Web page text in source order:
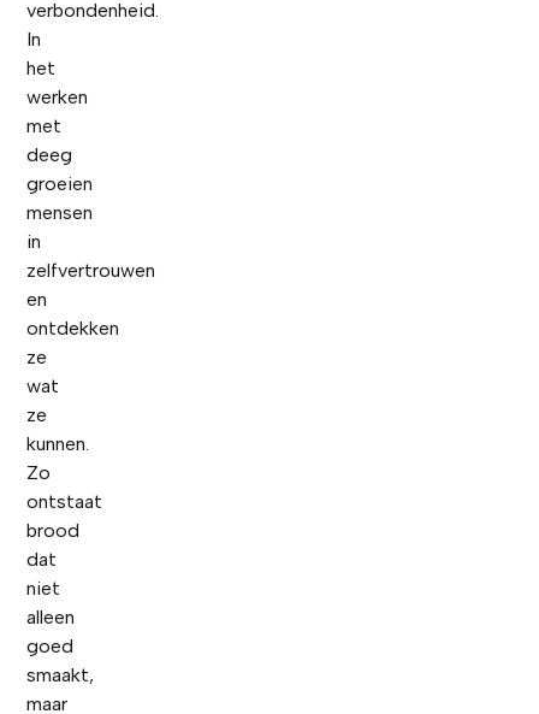
verbondenheid.
In
het
werken
met
deeg
groeien
mensen
in
zelfvertrouwen
en
ontdekken
ze
wat
ze
kunnen.
Zo
ontstaat
brood
dat
niet
alleen
goed
smaakt,
maar